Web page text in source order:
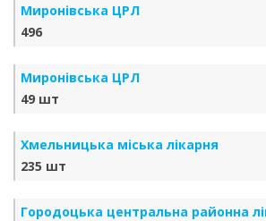
Миронівська ЦРЛ
496
Миронівська ЦРЛ
49 шт
Хмельницька міська лікарня
235 шт
Городоцька центральна районна